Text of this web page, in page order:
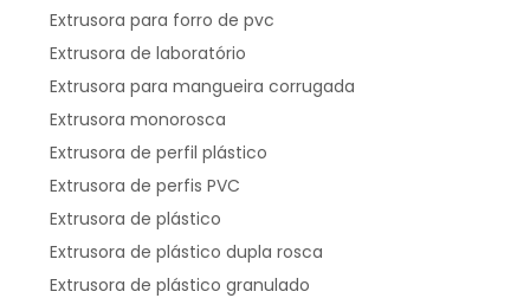
Extrusora para forro de pvc
Extrusora de laboratório
Extrusora para mangueira corrugada
Extrusora monorosca
Extrusora de perfil plástico
Extrusora de perfis PVC
Extrusora de plástico
Extrusora de plástico dupla rosca
Extrusora de plástico granulado